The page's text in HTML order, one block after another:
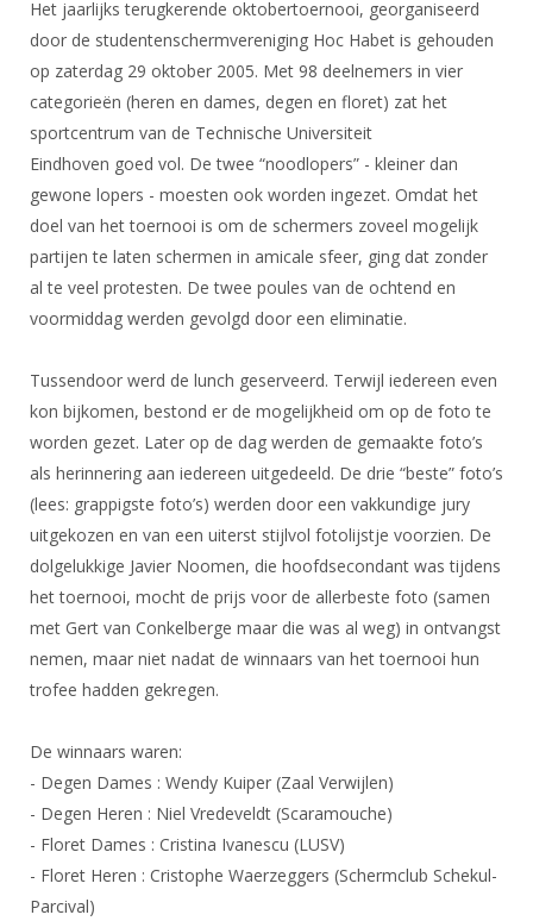
Evenement
Website
Gebruiksvoorwaarden
Handleiding
Historie
Ledencijfers
Sponsors en Partners
Organisatie
Commissies
Ereleden
Leden van Verdiensten
Bondsbureau
Contact
Medewerkers
Samenwerking
Formulieren
Alle Verenigingen
Nieuws
Verenigingsondersteuning
Witte Vlekkenplan
Oprichting Vereniging
Overschrijven leden
Lichtzwaardschermen
Wedstrijdsport
Ranglijsten
Inschrijven
Reglementen
Materiaal
Schermpaspoort
Wedstrijdkalender
KNAS Keurmerk
NK's
JPT
JEC
Nieuws
Aanvragen van scheidsrechters
Scheidsrechterslijst
Import inschrijvingen uit Nahouw
NK's
Oranje
DBT
FBT
SBT
Talentontwikkeling
Atletencommissie
Internationale Titeltoernooien
Internationale aanmeldingen
Spreekbeurtpakket
Ouders en vereniging
Jeugdkampen
Brassardsysteem
Voor coaches en leraren
Nieuws
Nationale opleidingen
Opleidingen
Leraar
Voor scheidsrechters
Nieuws
Scheidsrechterslijst
Scheidsrechter Documentatie
Opleidingen
Archief
Infotheek
Bibliotheek
ALV
Forums
Schermforum
Nieuws
Zoek Vereniging
Contact
NK organiseren
Het jaarlijks terugkerende oktobertoernooi, georganiseerd
door de studentenschermvereniging Hoc Habet is gehouden
op zaterdag 29 oktober 2005. Met 98 deelnemers in vier
categorieën (heren en dames, degen en floret) zat het
sportcentrum van de Technische Universiteit
Eindhoven goed vol. De twee “noodlopers” - kleiner dan
gewone lopers - moesten ook worden ingezet. Omdat het
doel van het toernooi is om de schermers zoveel mogelijk
partijen te laten schermen in amicale sfeer, ging dat zonder
al te veel protesten. De twee poules van de ochtend en
voormiddag werden gevolgd door een eliminatie.
Tussendoor werd de lunch geserveerd. Terwijl iedereen even
kon bijkomen, bestond er de mogelijkheid om op de foto te
worden gezet. Later op de dag werden de gemaakte foto’s
als herinnering aan iedereen uitgedeeld. De drie “beste” foto’s
(lees: grappigste foto’s) werden door een vakkundige jury
uitgekozen en van een uiterst stijlvol fotolijstje voorzien. De
dolgelukkige Javier Noomen, die hoofdsecondant was tijdens
het toernooi, mocht de prijs voor de allerbeste foto (samen
met Gert van Conkelberge maar die was al weg) in ontvangst
nemen, maar niet nadat de winnaars van het toernooi hun
trofee hadden gekregen.
De winnaars waren:
- Degen Dames : Wendy Kuiper (Zaal Verwijlen)
- Degen Heren : Niel Vredeveldt (Scaramouche)
- Floret Dames : Cristina Ivanescu (LUSV)
- Floret Heren : Cristophe Waerzeggers (Schermclub Schekul-
Parcival)